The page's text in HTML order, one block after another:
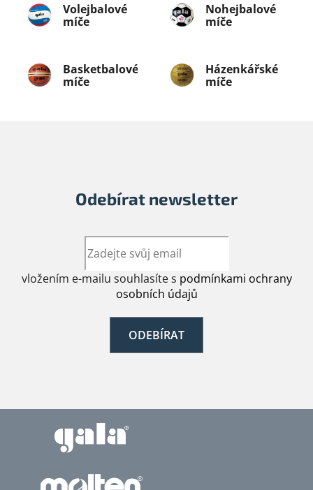
Volejbalové
míče
Nohejbalové
míče
Basketbalové
míče
Házenkářské
míče
Odebírat newsletter
vložením e-mailu souhlasíte s podmínkami ochrany
osobních údajů
ODEBÍRAT